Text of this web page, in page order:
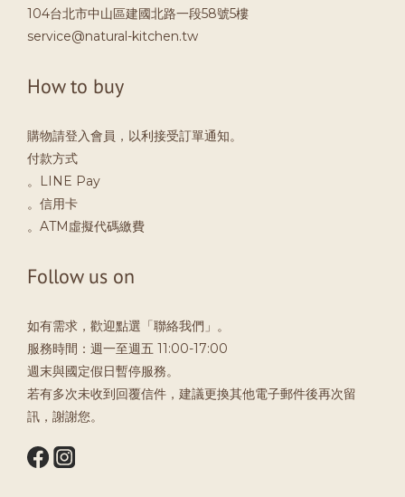
104台北市中山區建國北路一段58號5樓
service@natural-kitchen.tw
How to buy
購物請登入會員，以利接受訂單通知。
付款方式
。LINE Pay
。信用卡
。ATM虛擬代碼繳費
Follow us on
如有需求，歡迎點選「聯絡我們」。
服務時間：週一至週五 11:00-17:00
週末與國定假日暫停服務。
若有多次未收到回覆信件，建議更換其他電子郵件後再次留
訊，謝謝您。